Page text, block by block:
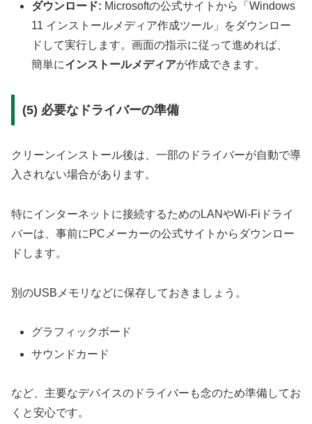
ダウンロード: Microsoftの公式サイトから「Windows
11 インストールメディア作成ツール」をダウンロー
ドして実行します。画面の指示に従って進めれば、
簡単にインストールメディアが作成できます。
(5) 必要なドライバーの準備
クリーンインストール後は、一部のドライバーが自動で導
入されない場合があります。
特にインターネットに接続するためのLANやWi-Fiドライ
バーは、事前にPCメーカーの公式サイトからダウンロー
ドします。
別のUSBメモリなどに保存しておきましょう。
グラフィックボード
サウンドカード
など、主要なデバイスのドライバーも念のため準備してお
くと安心です。